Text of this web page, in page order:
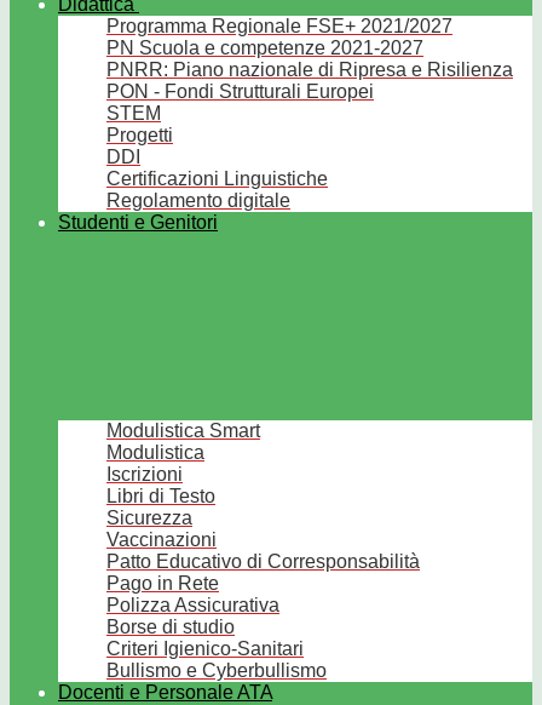
Didattica
Programma Regionale FSE+ 2021/2027
PN Scuola e competenze 2021-2027
PNRR: Piano nazionale di Ripresa e Risilienza
PON - Fondi Strutturali Europei
STEM
Progetti
DDI
Certificazioni Linguistiche
Regolamento digitale
Studenti e Genitori
Modulistica Smart
Modulistica
Iscrizioni
Libri di Testo
Sicurezza
Vaccinazioni
Patto Educativo di Corresponsabilità
Pago in Rete
Polizza Assicurativa
Borse di studio
Criteri Igienico-Sanitari
Bullismo e Cyberbullismo
Docenti e Personale ATA